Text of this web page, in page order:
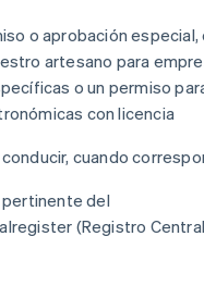
o aprobación especial,
artesano para
o un permiso
con licencia
cuando
del
(Registro